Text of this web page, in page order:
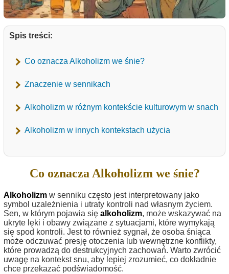
Spis treści:
Co oznacza Alkoholizm we śnie?
Znaczenie w sennikach
Alkoholizm w różnym kontekście kulturowym w snach
Alkoholizm w innych kontekstach użycia
Co oznacza Alkoholizm we śnie?
Alkoholizm w senniku często jest interpretowany jako
symbol uzależnienia i utraty kontroli nad własnym życiem.
Sen, w którym pojawia się alkoholizm, może wskazywać na
ukryte lęki i obawy związane z sytuacjami, które wymykają
się spod kontroli. Jest to również sygnał, że osoba śniąca
może odczuwać presję otoczenia lub wewnętrzne konflikty,
które prowadzą do destrukcyjnych zachowań. Warto zwrócić
uwagę na kontekst snu, aby lepiej zrozumieć, co dokładnie
chce przekazać podświadomość.